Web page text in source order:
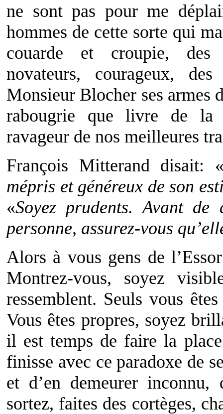
ne sont pas pour me
hommes de cette sorte qui
couarde et croupie,
novateurs, courageux,
Monsieur Blocher ses armes
rabougrie que livre de la
ravageur de nos meilleures
François Mitterand disait:
mépris et généreux de son
«Soyez prudents. Avant
personne, assurez-vous
Alors à vous gens de
Montrez-vous, soyez
ressemblent. Seuls vous
Vous êtes propres, soyez
il est temps de faire la
finisse avec ce paradoxe de
et d’en demeurer inconnu,
sortez, faites des cortèges,